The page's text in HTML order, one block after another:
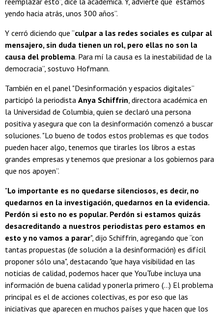
yendo hacia atrás, unos 300 años”.
Y cerró diciendo que “culpar a las redes sociales es culpar al
mensajero, sin duda tienen un rol, pero ellas no son la
causa del problema. Para mí la causa es la inestabilidad de la
democracia”, sostuvo Hofmann.
También en el panel "Desinformación y espacios digitales”
participó la periodista Anya Schiffrin , directora académica en
la Universidad de Columbia, quien se declaró una persona
positiva y asegura que con la desinformación comenzó a buscar
soluciones. "Lo bueno de todos estos problemas es que todos
pueden hacer algo, tenemos que tirarles los libros a estas
grandes empresas y tenemos que presionar a los gobiernos para
que nos apoyen”.
"Lo importante es no quedarse silenciosos, es decir, no
quedarnos en la investigación, quedarnos en la evidencia.
Perdón si esto no es popular. Perdón si estamos quizás
desacreditando a nuestros periodistas pero estamos en
esto y no vamos a parar", dijo Schiffrin, agregando que “con
tantas propuestas (de solución a la desinformación) es difícil
proponer sólo una", destacando "que haya visibilidad en las
noticias de calidad, podemos hacer que YouTube incluya una
información de buena calidad y ponerla primero (…) El problema
principal es el de acciones colectivas, es por eso que las
iniciativas que aparecen en muchos países y que hacen que los